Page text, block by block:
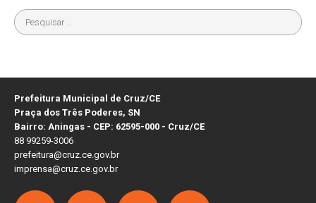
Prefeitura Municipal de Cruz/CE
Praça dos Três Poderes, SN
Bairro: Aningas - CEP: 62595-000 - Cruz/CE
88 99259-3006
prefeitura@cruz.ce.gov.br
imprensa@cruz.ce.gov.br